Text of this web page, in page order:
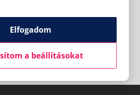
Elfogadom
a beállításokat